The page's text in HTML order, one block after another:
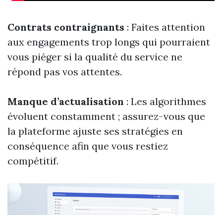
Contrats contraignants : Faites attention
aux engagements trop longs qui pourraient
vous piéger si la qualité du service ne
répond pas vos attentes.
Manque d’actualisation : Les algorithmes
évoluent constamment ; assurez-vous que
la plateforme ajuste ses stratégies en
conséquence afin que vous restiez
compétitif.